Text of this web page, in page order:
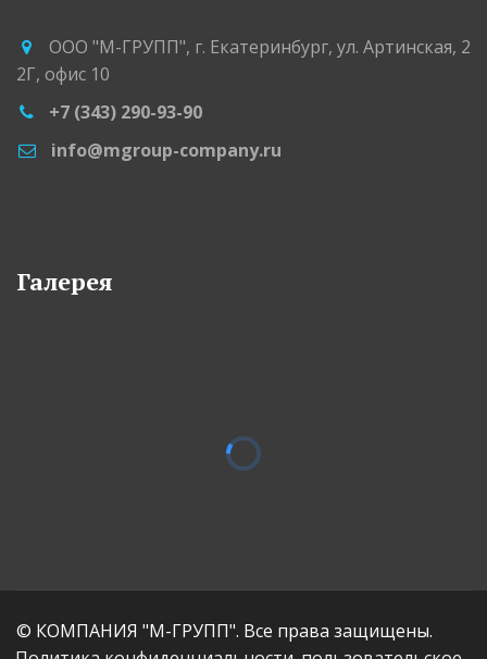
ООО "М-ГРУПП", г. Екатеринбург, ул. Артинская, 2
2Г, офис 10
+7 (343) 290-93-90
info@mgroup-company.ru
Галерея
© КОМПАНИЯ "М-ГРУПП". Все права защищены.